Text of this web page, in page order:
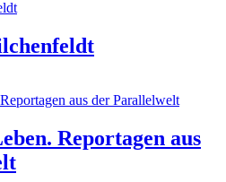
Reportagen aus